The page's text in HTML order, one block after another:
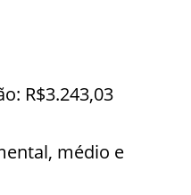
R$3.243,03
médio e